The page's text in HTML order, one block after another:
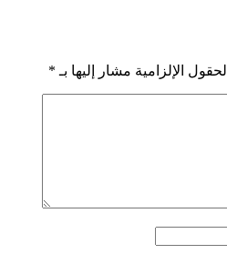
الحقول الإلزامية مشار إليها بـ *